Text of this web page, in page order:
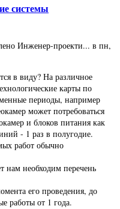
системы
Инженер-проекти... в пн,
в виду? На различное
карты по
периоды, например
может потребоваться
и блоков питания как
- 1 раз в полугодие.
работ обычно
нам необходим перечень
его проведения, до
работы от 1 года.